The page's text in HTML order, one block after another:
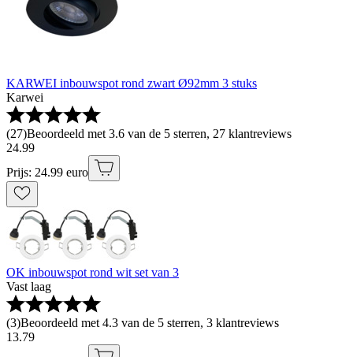
KARWEI inbouwspot rond zwart Ø92mm 3 stuks
Karwei
(27)Beoordeeld met 3.6 van de 5 sterren, 27 klantreviews
24.99
Prijs: 24.99 euro
OK inbouwspot rond wit set van 3
Vast laag
(3)Beoordeeld met 4.3 van de 5 sterren, 3 klantreviews
13.79